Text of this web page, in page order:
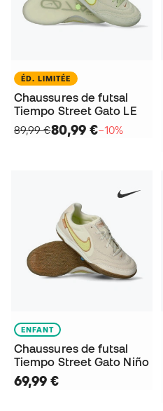
ÉD. LIMITÉE
Chaussures de futsal
Tiempo Street Gato LE
89,99 €80,99 €−10%
ENFANT
Chaussures de futsal
Tiempo Street Gato Niño
69,99 €